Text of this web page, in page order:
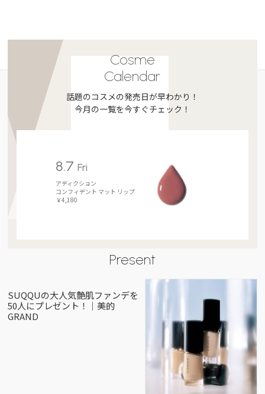
Cosme
Calendar
話題のコスメの発売日が早わかり！
今月の一覧を今すぐチェック！
8.7Fri
アディクション
コンフィデント マット リップ
￥4,180
Present
SUQQUの大人気艶肌ファンデを
50人にプレゼント！｜美的
GRAND